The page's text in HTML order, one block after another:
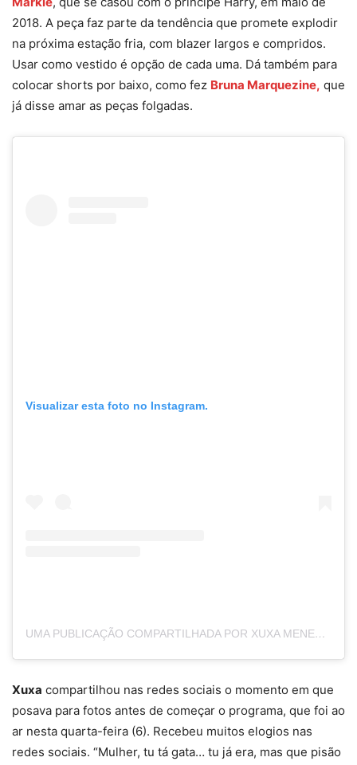
2018. A peça faz parte da tendência que promete explodir
na próxima estação fria, com blazer largos e compridos.
Usar como vestido é opção de cada uma. Dá também para
colocar shorts por baixo, como fez Bruna Marquezine, que
já disse amar as peças folgadas.
Visualizar esta foto no Instagram.
UMA PUBLICAÇÃO COMPARTILHADA POR XUXA MENEGHEL (@XUXAMENEGHELOFICIAL)
Xuxa compartilhou nas redes sociais o momento em que
posava para fotos antes de começar o programa, que foi ao
ar nesta quarta-feira (6). Recebeu muitos elogios nas
redes sociais. “Mulher, tu tá gata… tu já era, mas que pisão